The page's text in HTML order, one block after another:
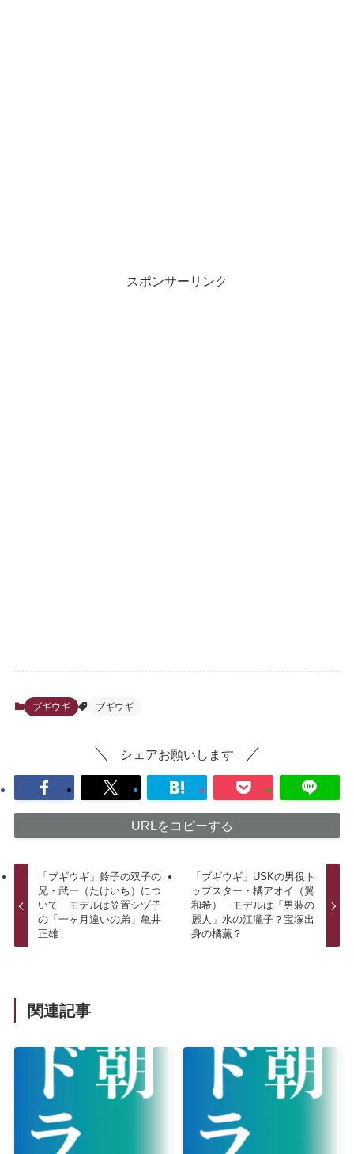
スポンサーリンク
ブギウギ ブギウギ
シェアお願いします
URLをコピーする
「ブギウギ」鈴子の双子の
兄・武一（たけいち）につ
いて モデルは笠置シヅ子
の「一ヶ月違いの弟」亀井
正雄
「ブギウギ」USKの男役ト
ップスター・橘アオイ（翼
和希） モデルは「男装の
麗人」水の江瀧子？宝塚出
身の橘薫？
関連記事